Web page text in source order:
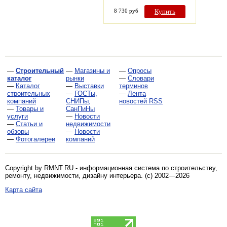
8 730 руб Купить
— Строительный
каталог
— Каталог
строительных
компаний
— Товары и
услуги
— Статьи и
обзоры
— Фотогалереи
— Магазины и
рынки
— Выставки
— ГОСТы,
СНИПы,
СанПиНы
— Новости
недвижимости
— Новости
компаний
— Опросы
— Словари
терминов
— Лента
новостей RSS
Copyright by RMNT.RU - информационная система по строительству,
ремонту, недвижимости, дизайну интерьера. (c) 2002—2026
Карта сайта